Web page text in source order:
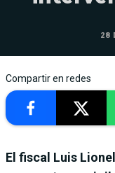
28
Compartir en redes
El fiscal Luis